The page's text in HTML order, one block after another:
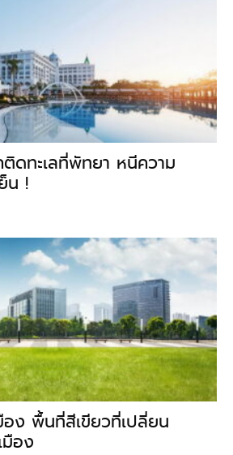
ดทะเลที่พัทยา หนีความ
น !
ง พื้นที่สีเขียวที่เปลี่ยน
อง